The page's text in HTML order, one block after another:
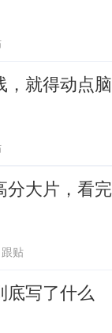
就得动点脑
分大片，看
贴
底写了什么